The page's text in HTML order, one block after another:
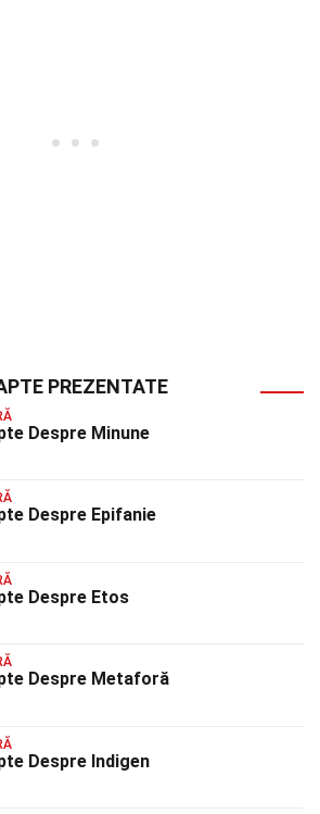
PREZENTATE
Despre Minune
Despre Epifanie
Despre Etos
Despre Metaforă
Despre Indigen